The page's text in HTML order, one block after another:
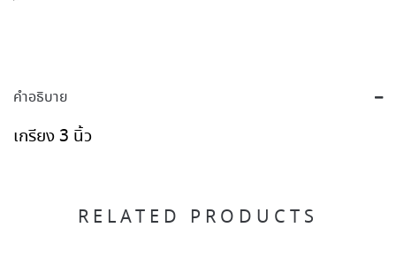
คำอธิบาย
เกรียง 3 นิ้ว
RELATED PRODUCTS